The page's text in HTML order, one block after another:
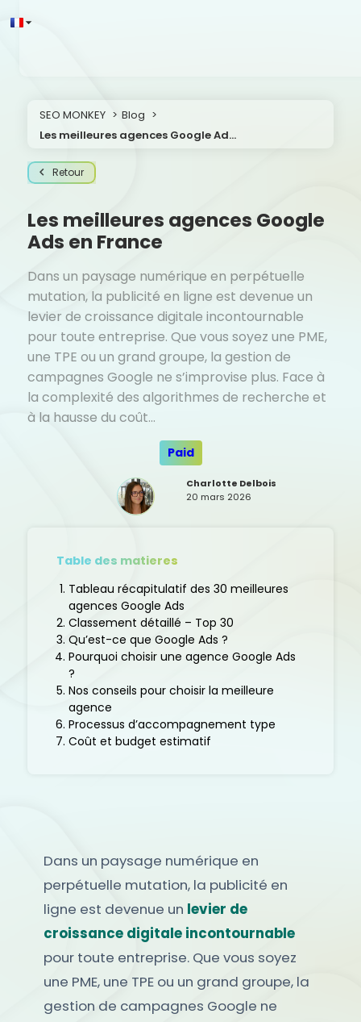
SEO MONKEY
Blog
Les meilleures agences Google Ads en France
Retour
Les meilleures agences Google
Ads en France
Dans un paysage numérique en perpétuelle
mutation, la publicité en ligne est devenue un
levier de croissance digitale incontournable
pour toute entreprise. Que vous soyez une PME,
une TPE ou un grand groupe, la gestion de
campagnes Google ne s’improvise plus. Face à
la complexité des algorithmes de recherche et
à la hausse du coût…
Paid
Charlotte Delbois
20 mars 2026
Table des matieres
Tableau récapitulatif des 30 meilleures
agences Google Ads
Classement détaillé – Top 30
Qu’est-ce que Google Ads ?
Pourquoi choisir une agence Google Ads
?
Nos conseils pour choisir la meilleure
agence
Processus d’accompagnement type
Coût et budget estimatif
Dans un paysage numérique en
perpétuelle mutation, la publicité en
ligne est devenue un levier de
croissance digitale incontournable
pour toute entreprise. Que vous soyez
une PME, une TPE ou un grand groupe, la
gestion de campagnes Google ne